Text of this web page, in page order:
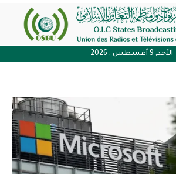
الأحد, 9 أغسطس , 2026